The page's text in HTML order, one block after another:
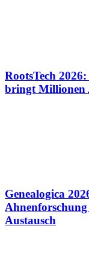
RootsTech
bringt Millionen
Genealogica
Austausch